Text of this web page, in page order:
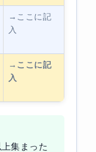
→ここに記
入
→ここに記
入
集まった